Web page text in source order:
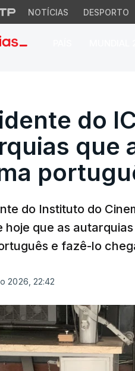
NOTÍCIAS DESPORTO
do
do
que
do Instituto do
hoje que as
e fazê-lo
2026, 22:42